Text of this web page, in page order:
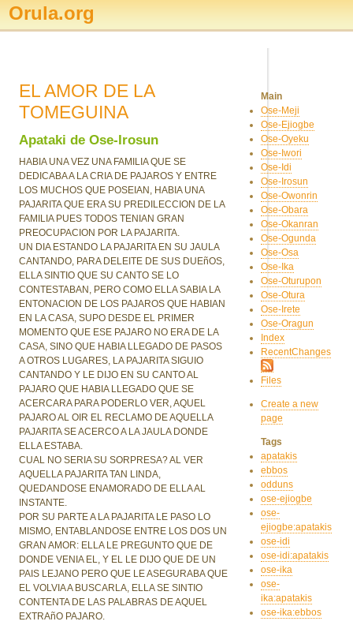
Orula.org
EL AMOR DE LA
TOMEGUINA
Apataki de Ose-Irosun
HABIA UNA VEZ UNA FAMILIA QUE SE
DEDICABA A LA CRIA DE PAJAROS Y ENTRE
LOS MUCHOS QUE POSEIAN, HABIA UNA
PAJARITA QUE ERA SU PREDILECCION DE LA
FAMILIA PUES TODOS TENIAN GRAN
PREOCUPACION POR LA PAJARITA.
UN DIA ESTANDO LA PAJARITA EN SU JAULA
CANTANDO, PARA DELEITE DE SUS DUEñOS,
ELLA SINTIO QUE SU CANTO SE LO
CONTESTABAN, PERO COMO ELLA SABIA LA
ENTONACION DE LOS PAJAROS QUE HABIAN
EN LA CASA, SUPO DESDE EL PRIMER
MOMENTO QUE ESE PAJARO NO ERA DE LA
CASA, SINO QUE HABIA LLEGADO DE PASOS
A OTROS LUGARES, LA PAJARITA SIGUIO
CANTANDO Y LE DIJO EN SU CANTO AL
PAJARO QUE HABIA LLEGADO QUE SE
ACERCARA PARA PODERLO VER, AQUEL
PAJARO AL OIR EL RECLAMO DE AQUELLA
PAJARITA SE ACERCO A LA JAULA DONDE
ELLA ESTABA.
CUAL NO SERIA SU SORPRESA? AL VER
AQUELLA PAJARITA TAN LINDA,
QUEDANDOSE ENAMORADO DE ELLA AL
INSTANTE.
POR SU PARTE A LA PAJARITA LE PASO LO
MISMO, ENTABLANDOSE ENTRE LOS DOS UN
GRAN AMOR: ELLA LE PREGUNTO QUE DE
DONDE VENIA EL, Y EL LE DIJO QUE DE UN
PAIS LEJANO PERO QUE LE ASEGURABA QUE
EL VOLVIA A BUSCARLA, ELLA SE SINTIO
CONTENTA DE LAS PALABRAS DE AQUEL
EXTRAñO PAJARO.
Main
Ose-Meji
Ose-Ejiogbe
Ose-Oyeku
Ose-Iwori
Ose-Idi
Ose-Irosun
Ose-Owonrin
Ose-Obara
Ose-Okanran
Ose-Ogunda
Ose-Osa
Ose-Ika
Ose-Oturupon
Ose-Otura
Ose-Irete
Ose-Oragun
Index
RecentChanges
Files
Create a new
page
Tags
apatakis
ebbos
odduns
ose-ejiogbe
ose-
ejiogbe:apatakis
ose-idi
ose-idi:apatakis
ose-ika
ose-
ika:apatakis
ose-ika:ebbos